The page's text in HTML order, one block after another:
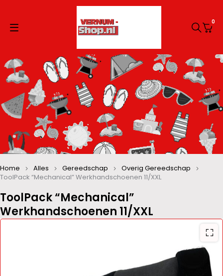
0
ToolPack “Mechanical”
Werkhandschoenen 11/XXL
Home Alles Gereedschap
Overig Gereedschap
ToolPack “Mechanical” Werkhandschoenen 11/XXL